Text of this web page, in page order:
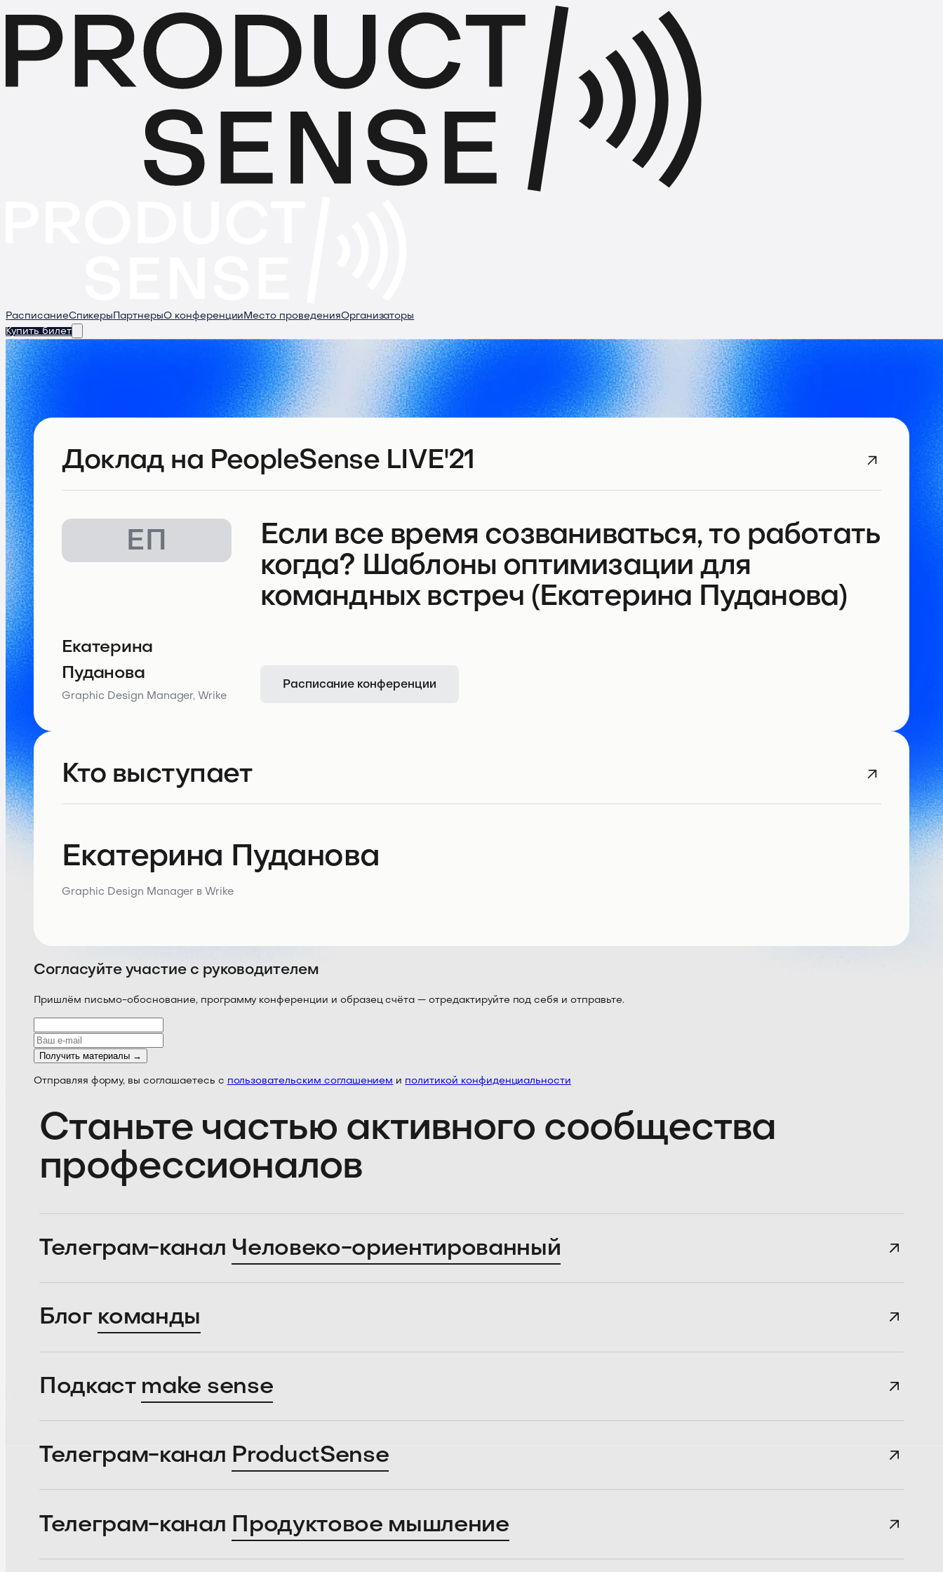
РасписаниеСпикеры ПартнерыО конференции Место проведенияОрганизаторы
Купить билет
Доклад на PeopleSense LIVE'21
ЕП
Если все время созваниваться, то работать
когда? Шаблоны оптимизации для
командных встреч (Екатерина Пуданова)
Екатерина
Пуданова
Graphic Design Manager, Wrike
Расписание конференции
Кто выступает
Екатерина Пуданова
Graphic Design Manager в Wrike
Согласуйте участие с руководителем
Пришлём письмо-обоснование, программу конференции и образец счёта — отредактируйте под себя и отправьте.
Получить материалы →
Отправляя форму, вы соглашаетесь с пользовательским соглашением и политикой конфиденциальности
Станьте частью активного сообщества
профессионалов
Телеграм-канал Человеко-ориентированный
Блог команды
Подкаст make sense
Телеграм-канал ProductSense
Телеграм-канал Продуктовое мышление